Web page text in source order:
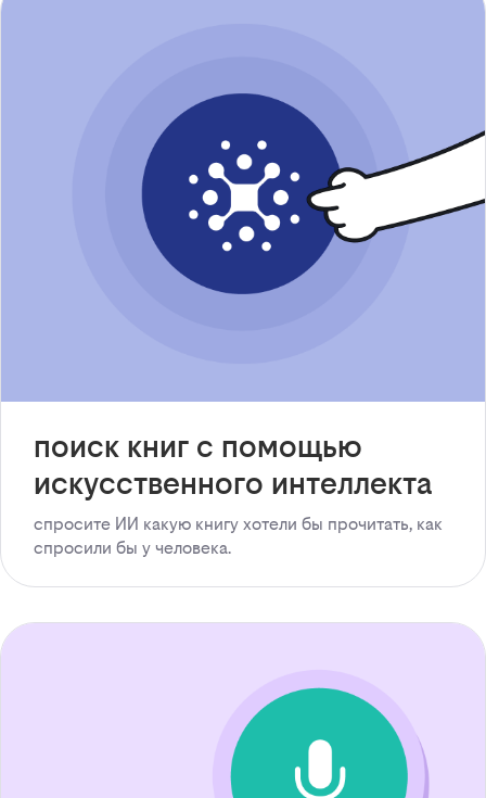
поиск книг с помощью
искусственного интеллекта
спросите ИИ какую книгу хотели бы прочитать, как
спросили бы у человека.